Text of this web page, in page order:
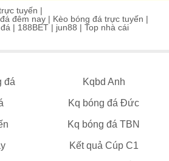
tuyến |
đêm nay | Kèo bóng đá trực tuyến |
| 188BET | jun88 | Top nhà cái
đá Kqbd Anh
Kq bóng đá Đức
Kq bóng đá TBN
Kết quả Cúp C1